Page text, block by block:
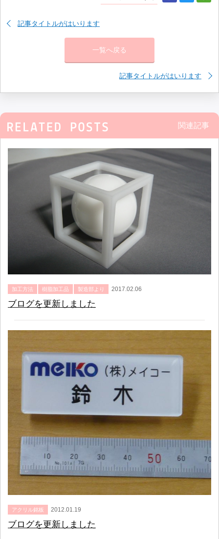
記事タイトルがはいります
一覧へ戻る
記事タイトルがはいります
関連記事
加工方法 樹脂加工品 製造部より 2017.02.06
ブログを更新しました
アクリル銘板 2012.01.19
ブログを更新しました